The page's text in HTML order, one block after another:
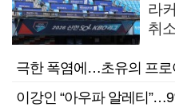
라
취
극한 폭염에…초유의 프로
이강인 “아우파 알레티